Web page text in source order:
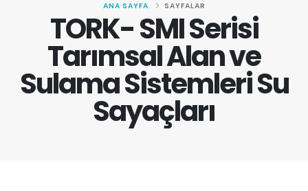
TORK- SMI Serisi
Tarımsal Alan ve
Sulama Sistemleri Su
Sayaçları
ANA SAYFA SAYFALAR